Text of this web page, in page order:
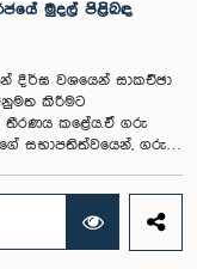
මුදල් පිළිබඳ
දීර්ඝ වශයෙන් සාකච්ඡා
කිරීමට
තීරණය කළේය.ඒ ගරු
සභාපතිත්වයෙන්, ගරු
චම්පික හෙට්ටිආරච්චි
සභාව
ලංකා ප්‍රජාතාන්ත්‍රික